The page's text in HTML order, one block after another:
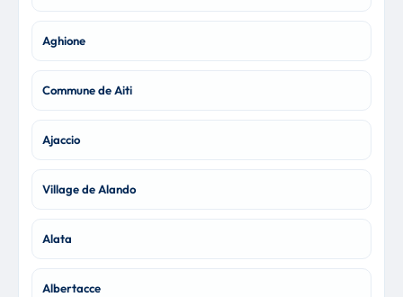
Aghione
Commune de Aiti
Ajaccio
Village de Alando
Alata
Albertacce